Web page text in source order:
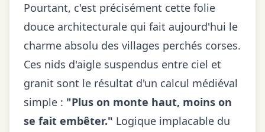
Pourtant, c'est précisément cette folie
douce architecturale qui fait aujourd'hui le
charme absolu des villages perchés corses.
Ces nids d'aigle suspendus entre ciel et
granit sont le résultat d'un calcul médiéval
simple : "Plus on monte haut, moins on
se fait embêter." Logique implacable du